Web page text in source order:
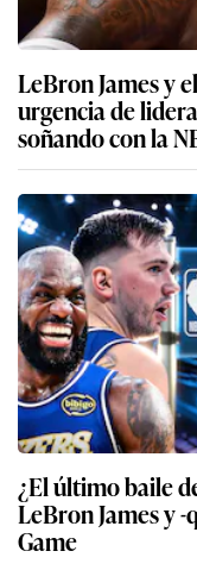
LeBron James y
urgencia de
soñando con la
¿El último baile
LeBron James y
Game